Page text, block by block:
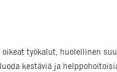
työkalut, huolellinen
kestäviä ja